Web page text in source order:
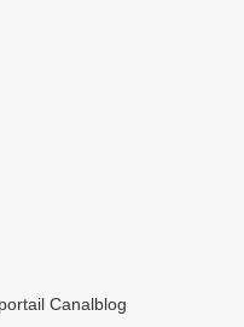
Canalblog